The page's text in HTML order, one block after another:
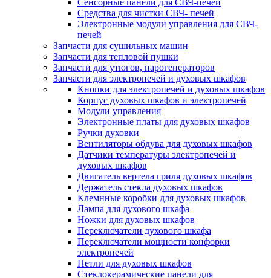
Сенсорные панели для СВЧ-печей
Средства для чистки СВЧ- печей
Электронные модули управления для СВЧ-
печей
Запчасти для сушильных машин
Запчасти для тепловой пушки
Запчасти для утюгов, парогенераторов
Запчасти для электропечей и духовых шкафов
Кнопки для электропечей и духовых шкафов
Корпус духовых шкафов и электропечей
Модули управления
Электронные платы для духовых шкафов
Ручки духовки
Вентиляторы обдува для духовых шкафов
Датчики температуры электропечей и
духовых шкафов
Двигатель вертела гриля духовых шкафов
Держатель стекла духовых шкафов
Клемнные коробки для духовых шкафов
Лампа для духового шкафа
Ножки для духовых шкафов
Переключатели духового шкафа
Переключатели мощности конфорки
электропечей
Петли для духовых шкафов
Стеклокерамические панели для